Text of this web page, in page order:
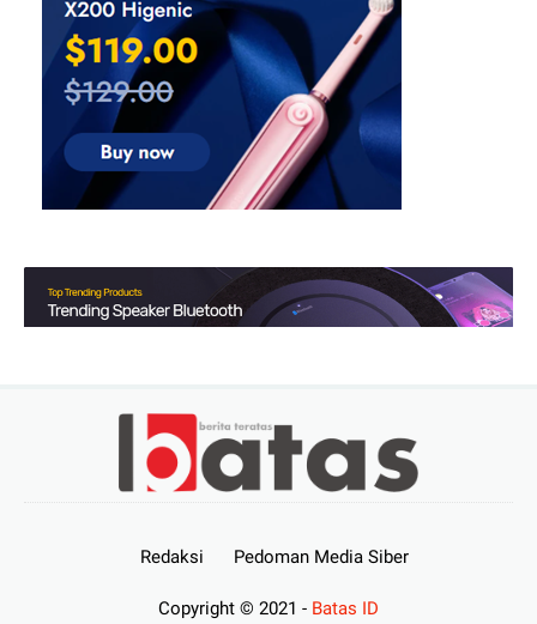
Redaksi Pedoman Media Siber
Copyright © 2021 - Batas ID